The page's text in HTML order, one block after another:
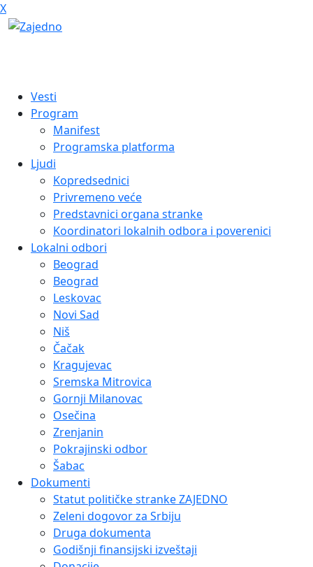
X
Vesti
Program
Manifest
Programska platforma
Ljudi
Kopredsednici
Privremeno veće
Predstavnici organa stranke
Koordinatori lokalnih odbora i poverenici
Lokalni odbori
Beograd
Beograd
Leskovac
Novi Sad
Niš
Čačak
Kragujevac
Sremska Mitrovica
Gornji Milanovac
Osečina
Zrenjanin
Pokrajinski odbor
Šabac
Dokumenti
Statut političke stranke ZAJEDNO
Zeleni dogovor za Srbiju
Druga dokumenta
Godišnji finansijski izveštaji